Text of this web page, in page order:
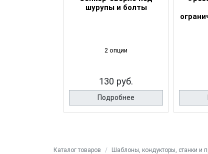
шурупы и болты
2 опции
130 руб.
Подробнее
Каталог товаров Шаблоны, кондукторы, станки и